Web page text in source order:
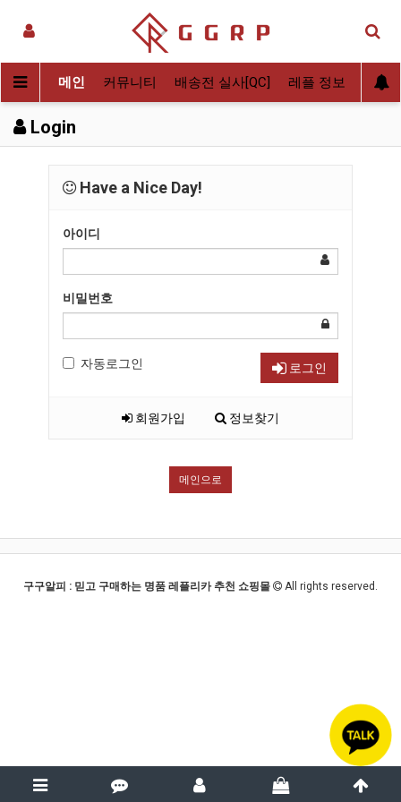
메인 커뮤니티 배송전 실사[QC] 레플 정보 후기
Login
Have a Nice Day!
아이디
비밀번호
자동로그인 로그인
회원가입 정보찾기
메인으로
구구알피 : 믿고 구매하는 명품 레플리카 추천 쇼핑몰 All rights reserved.